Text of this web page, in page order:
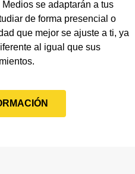
se adaptarán a tus
de forma presencial o
que mejor se ajuste a ti, ya
al igual que sus